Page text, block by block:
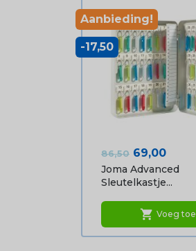
Normale prijs
86,50 Prijs
69,00
Joma Advanced
Sleutelkastje...
shopping_cart Voeg toe
Aanbieding!
-17,50